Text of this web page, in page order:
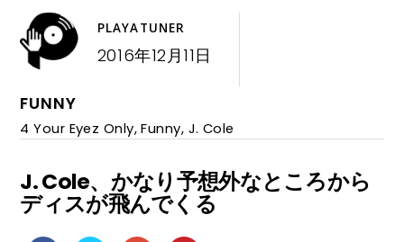
PLAYATUNER
2016年12月11日
FUNNY
4 Your Eyez Only,Funny, J. Cole
J. Cole、かなり予想外なところから
ディスが飛んでくる